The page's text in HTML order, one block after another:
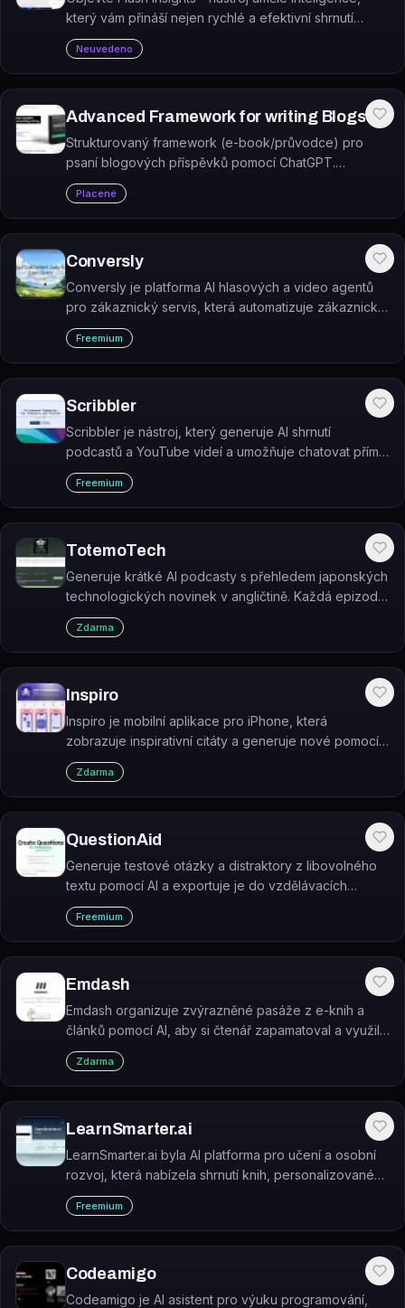
který vám přináší nejen rychlé a efektivní shrnutí
webů a videí, ale také vám pomáhá při učení. A to vše
zcela zdarma!
Neuvedeno
Advanced Framework for writing Blogs
Strukturovaný framework (e-book/průvodce) pro
psaní blogových příspěvků pomocí ChatGPT.
Poskytuje sadu promptů a metodiku, která provede
tvůrce obsahu celým procesem od nápadu po finální
text.
Placené
Conversly
Conversly je platforma AI hlasových a video agentů
pro zákaznický servis, která automatizuje zákaznické
hovory a dotazy 24/7.
Freemium
Scribbler
Scribbler je nástroj, který generuje AI shrnutí
podcastů a YouTube videí a umožňuje chatovat přímo
s obsahem epizody.
Freemium
TotemoTech
Generuje krátké AI podcasty s přehledem japonských
technologických novinek v angličtině. Každá epizoda
trvá přibližně 2 minuty a vychází denně.
Zdarma
Inspiro
Inspiro je mobilní aplikace pro iPhone, která
zobrazuje inspirativní citáty a generuje nové pomocí
AI na základě zadaného tématu.
Zdarma
QuestionAid
Generuje testové otázky a distraktory z libovolného
textu pomocí AI a exportuje je do vzdělávacích
platforem jako Moodle nebo Kahoot.
Freemium
Emdash
Emdash organizuje zvýrazněné pasáže z e-knih a
článků pomocí AI, aby si čtenář zapamatoval a využil
to, co přečetl.
Zdarma
LearnSmarter.ai
LearnSmarter.ai byla AI platforma pro učení a osobní
rozvoj, která nabízela shrnutí knih, personalizované
kurzy a AI koučink. V současnosti (od června 2026) je
doména na prodej a platforma není funkční.
Freemium
Codeamigo
Codeamigo je AI asistent pro výuku programování,